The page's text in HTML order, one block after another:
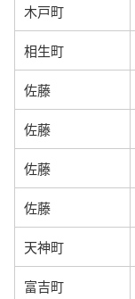
木戸町
相生町
佐藤
佐藤
佐藤
佐藤
天神町
富吉町